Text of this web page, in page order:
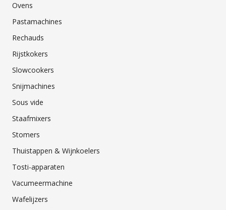
Ovens
Pastamachines
Rechauds
Rijstkokers
Slowcookers
Snijmachines
Sous vide
Staafmixers
Stomers
Thuistappen & Wijnkoelers
Tosti-apparaten
Vacumeermachine
Wafelijzers